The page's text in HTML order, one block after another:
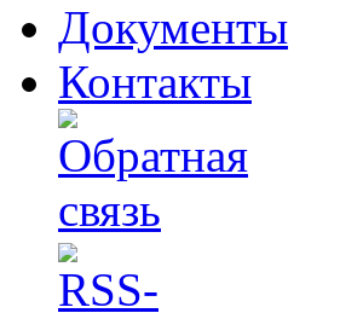
Документы
Контакты